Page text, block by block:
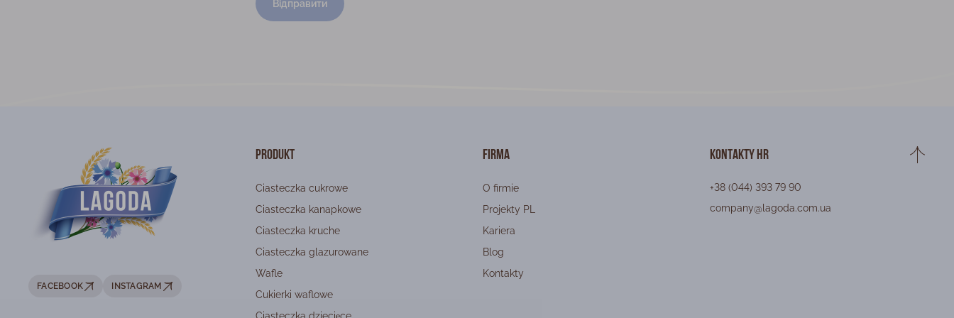
Відправити
FACEBOOK INSTAGRAM
Produkt
Ciasteczka cukrowe
Ciasteczka kanapkowe
Ciasteczka kruche
Ciasteczka glazurowane
Wafle
Cukierki waflowe
Firma
O firmie
Projekty PL
Kariera
Blog
Kontakty
Kontakty HR
+38 (044) 393 79 90
company@lagoda.com.ua